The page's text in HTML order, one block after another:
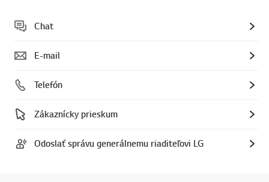
Chat
E-mail
Telefón
Zákaznícky prieskum
Odoslať správu generálnemu riaditeľovi LG